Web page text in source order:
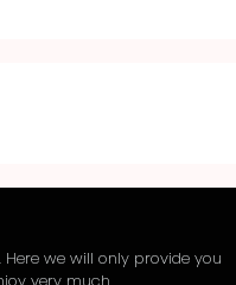
Here we will only provide you
very much.